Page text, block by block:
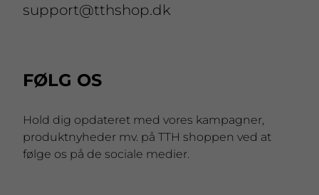
support@tthshop.dk
FØLG OS
Hold dig opdateret med vores kampagner,
produktnyheder mv. på TTH shoppen ved at
følge os på de sociale medier.